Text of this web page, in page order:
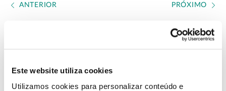
Este website utiliza cookies
Utilizamos cookies para personalizar conteúdo e
ANTERIOR PRÓXIMO
VER TODAS AS PERGUNTAS